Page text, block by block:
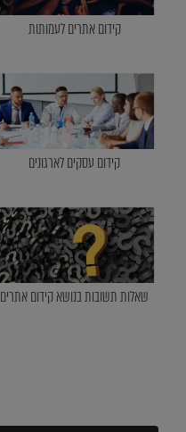
קידום אתרים לעמותות
קידום עסקים לארגונים
שאלות תשובות בנושא קידום אתרים